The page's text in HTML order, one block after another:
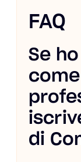
FAQ
Se
di